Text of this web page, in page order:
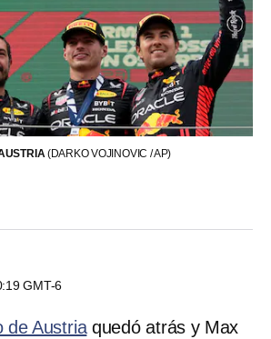
(DARKO VOJINOVIC / AP)
GMT-6
de Austriaquedó atrás y Max